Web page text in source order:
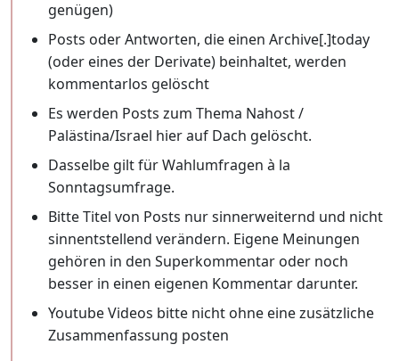
genügen)
Posts oder Antworten, die einen Archive[.]today
(oder eines der Derivate) beinhaltet, werden
kommentarlos gelöscht
Es werden Posts zum Thema Nahost /
Palästina/Israel hier auf Dach gelöscht.
Dasselbe gilt für Wahlumfragen à la
Sonntagsumfrage.
Bitte Titel von Posts nur sinnerweiternd und nicht
sinnentstellend verändern. Eigene Meinungen
gehören in den Superkommentar oder noch
besser in einen eigenen Kommentar darunter.
Youtube Videos bitte nicht ohne eine zusätzliche
Zusammenfassung posten